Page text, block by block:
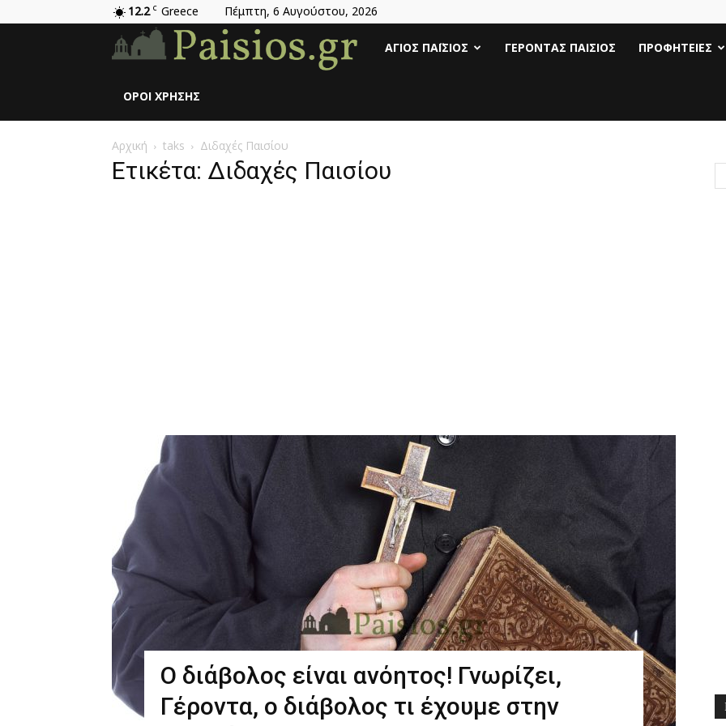
12.2 C Greece Πέμπτη, 6 Αυγούστου, 2026
Άγιος
ΆΓΙΟΣ ΠΑΪ́ΣΙΟΣ ΓΈΡΟΝΤΑΣ ΠΑΊΣΙΟΣ ΠΡΟΦΗΤΕΊΕΣ
ΌΡΟΙ ΧΡΉΣΗΣ
Αρχική taks Διδαχές Παισίου
Ετικέτα: Διδαχές Παισίου
Ο διάβολος είναι ανόητος! Γνωρίζει,
Γέροντα, ο διάβολος τι έχουμε στην